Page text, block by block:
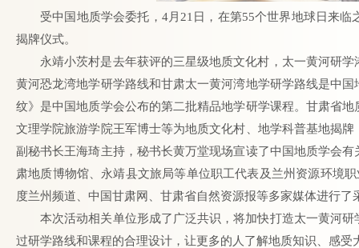
受中国地质学会委托，4月21日，在第55个世界地球日来
揭牌仪式。
永靖小茨村是去年获评的三星级地质文化村，太一黄河研
黄河恐龙湾地学研学路线和甘肃太一黄河湾地学研学路线是中
纹》是中国地质学会公布的第二批精品地学研学课程。甘肃省
文理学院旅游学院王军博士等为地质文化村、地学科普基地揭
副秘书长王海琦主持，秘书长黄万堂现场宣读了中国地质学会
肃地质博物馆、永靖县文旅局等单位职工代表及兰州资源环境
度兰州频道、中国甘肃网、甘肃省自然资源报等多家媒体进行了
本次活动相关单位形成了广泛共识，将加快打造太一黄河
过研学路线和课程的合理设计，让更多的人了解地质知识、感